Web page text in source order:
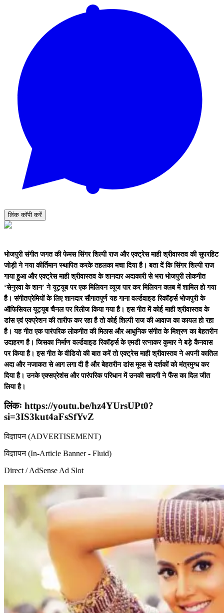
लिंक कॉपी करें
भोजपुरी संगीत जगत की फेमस सिंगर शिल्पी राज और एक्ट्रेस माही श्रीवास्तव की सुपरहिट
जोड़ी ने नया कीर्तिमान स्थापित करके तहलका मचा दिया है। बता दें कि सिंगर शिल्पी राज
गाया हुआ और एक्ट्रेस माही श्रीवास्तव के शानदार अदाकारी से भरा भोजपुरी लोकगीत
‘सेनुरवा के शान’ ने यूट्यूब पर एक मिलियन व्यूज पार कर मिलियन क्लब में शामिल हो गया
है। संगीतप्रेमियों के लिए शानदार सौगातपूर्ण यह गाना वर्ल्डवाइड रिकॉर्ड्स भोजपुरी के
ऑफिसियल यूट्यूब चैनल पर रिलीज किया गया है। इस गीत में कोई माही श्रीवास्तव के
डांस एवं एक्प्रेशन की तारीफ कर रहा है तो कोई शिल्पी राज की आवाज का कायल हो रहा
है। यह गीत एक पारंपरिक लोकगीत की मिठास और आधुनिक संगीत के मिश्रण का बेहतरीन
उदाहरण है। जिसका निर्माण वर्ल्डवाइड रिकॉर्ड्स के एमडी रत्नाकर कुमार ने बड़े कैनवास
पर किया है। इस गीत के वीडियो की बात करें तो एक्ट्रेस माही श्रीवास्तव ने अपनी कातिल
अदा और नजाकत से आग लगा दी है और बेहतरीन डांस मूव्स से दर्शकों को मंत्रमुग्ध कर
दिया है। उनके एक्सप्रेशंस और पारंपरिक परिधान में उनकी सादगी ने फैंस का दिल जीत
लिया है।
लिंकः https://youtu.be/hz4YUrsUPt0?
si=3IS3kut4aFsSfYvZ
विज्ञापन (ADVERTISEMENT)
विज्ञापन (In-Article Banner - Fluid)
Direct / AdSense Ad Slot